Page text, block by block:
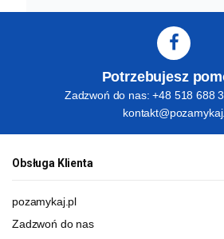
Potrzebujesz
Zadzwoń do nas: +48 518 688
Obsługa Klienta
pozamykaj.pl
Zadzwoń do nas